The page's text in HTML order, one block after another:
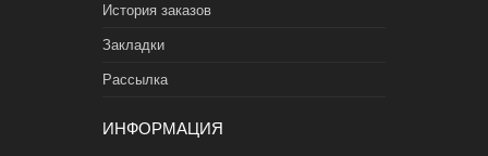
История заказов
Закладки
Рассылка
ИНФОРМАЦИЯ